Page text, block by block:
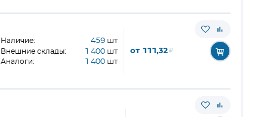
Наличие: 459 шт
Внешние склады: 1 400 шт
Аналоги: 1 400 шт
от 111,32₽